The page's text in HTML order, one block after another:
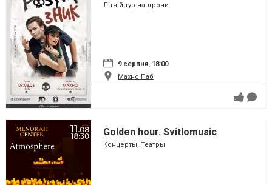
Літній тур на дрони
9 серпня, 18:00
Махно Паб
Golden hour. Svitlomusic
Концерты, Театры